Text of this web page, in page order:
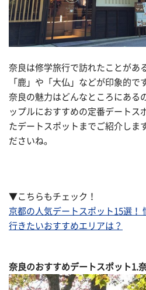
奈良は修学旅行で訪れたことがあ
「鹿」や「大仏」などが印象的で
奈良の魅力はどんなところにある
ップルにおすすめの定番デートス
たデートスポットまでご紹介しま
ださいね。
▼こちらもチェック！
京都の人気デートスポット15選！
行きたいおすすめエリアは？
奈良のおすすめデートスポット1.